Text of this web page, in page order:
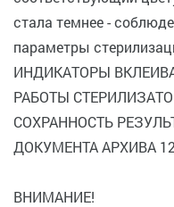
стала темнее -
параметры
ИНДИКАТОРЫ
РАБОТЫ
СОХРАННОСТЬ
ДОКУМЕНТА АРХИВА
ВНИМАНИЕ!